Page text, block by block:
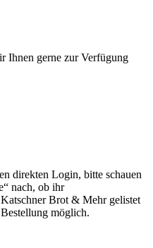
Ihnen gerne zur Verfügung
direkten Login, bitte schauen
nach, ob ihr
Brot & Mehr gelistet
möglich.